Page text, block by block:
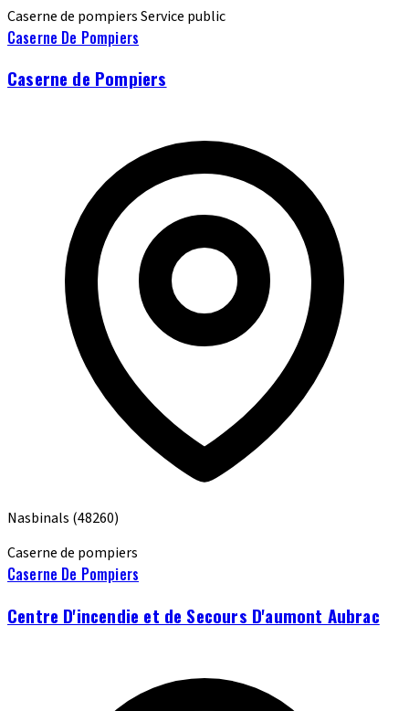
Caserne de pompiersService public
Caserne De Pompiers
Caserne de Pompiers
Nasbinals (48260)
Caserne de pompiers
Caserne De Pompiers
Centre D'incendie et de Secours D'aumont Aubrac